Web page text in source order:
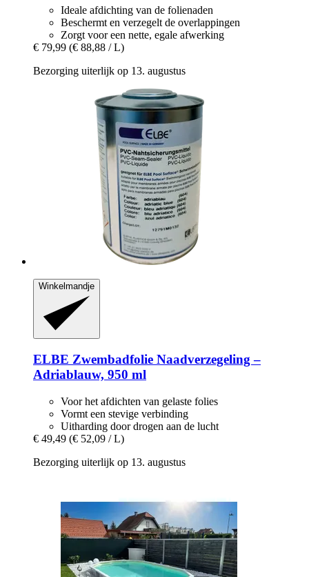
Ideale afdichting van de folienaden
Beschermt en verzegelt de overlappingen
Zorgt voor een nette, egale afwerking
€ 79,99 (€ 88,88 / L)
Bezorging uiterlijk op 13. augustus
Winkelmandje
ELBE Zwembadfolie Naadverzegeling –
Adriablauw, 950 ml
Voor het afdichten van gelaste folies
Vormt een stevige verbinding
Uitharding door drogen aan de lucht
€ 49,49 (€ 52,09 / L)
Bezorging uiterlijk op 13. augustus